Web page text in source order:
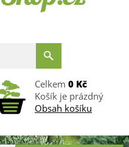
Celkem 0 Kč
Košík je prázdný
Obsah košíku